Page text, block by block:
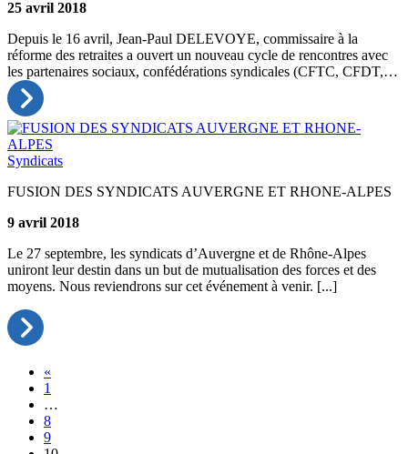
25 avril 2018
Depuis le 16 avril, Jean-Paul DELEVOYE, commissaire à la
réforme des retraites a ouvert un nouveau cycle de rencontres avec
les partenaires sociaux, confédérations syndicales (CFTC, CFDT,…
Syndicats
FUSION DES SYNDICATS AUVERGNE ET RHONE-ALPES
9 avril 2018
Le 27 septembre, les syndicats d’Auvergne et de Rhône-Alpes
uniront leur destin dans un but de mutualisation des forces et des
moyens. Nous reviendrons sur cet événement à venir. [...]
Posts
navigation
«
1
…
8
9